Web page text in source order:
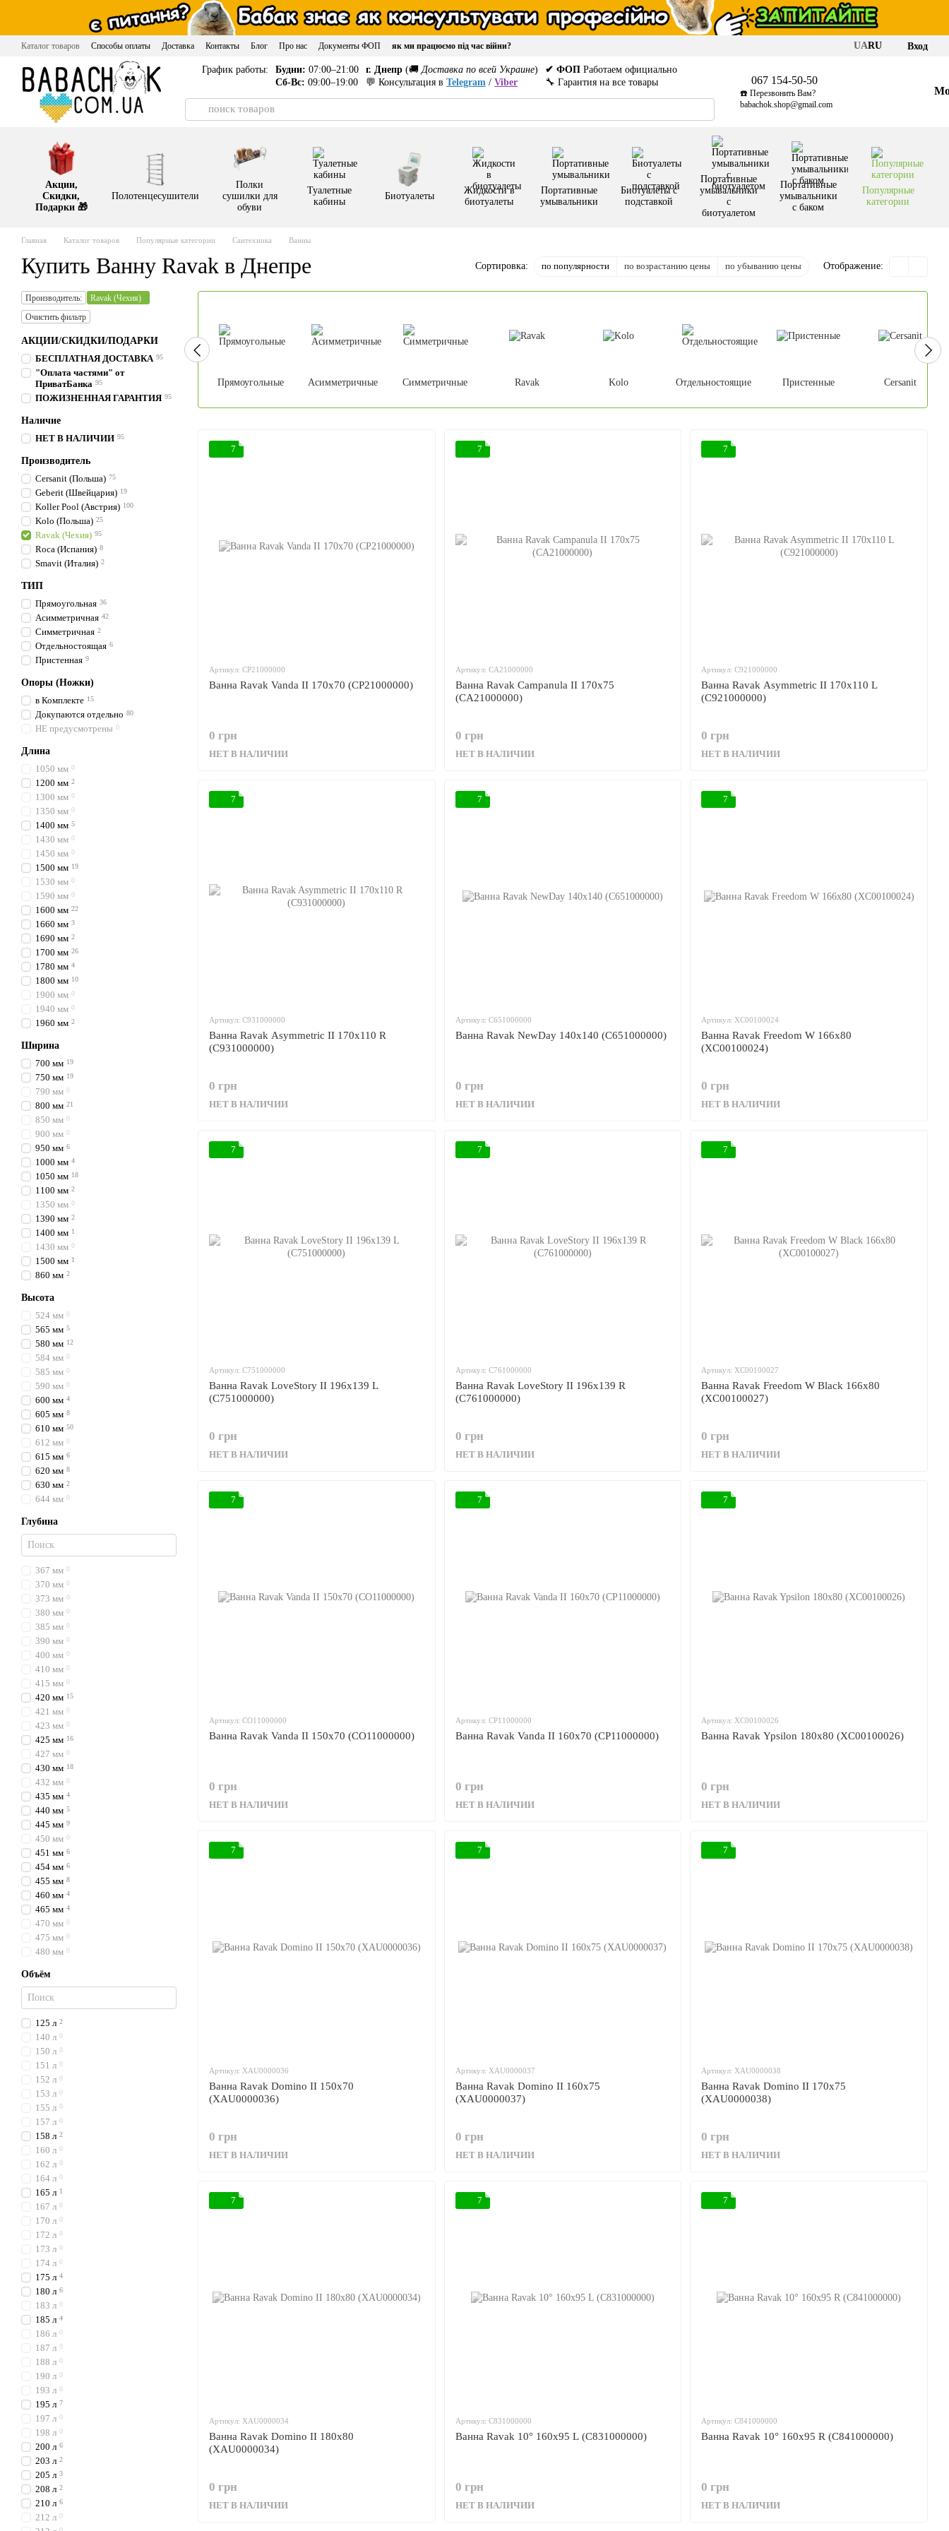
Перейти к основному контенту
Каталог товаров Способы оплаты Доставка Контакты Блог Про нас Документы ФОП як ми працюємо під час війни? UARU Вход
График работы: Будни: 07:00–21:00
Сб-Вс: 09:00–19:00
г. Днепр (🚚 Доставка по всей Украине)
💬 Консультация в Telegram / Viber
✔ ФОП Работаем официально
🔧 Гарантия на все товары
067 154-50-50
☎️ Перезвонить Вам?
babachok.shop@gmail.com
Акции,
Скидки,
Подарки 🎁
Полотенцесушители
Полки
сушилки для
обуви
Туалетные
кабины
Биотуалеты
Жидкости в
биотуалеты
Портативные
умывальники
Биотуалеты с
подставкой
Портативные
умывальники
с
биотуалетом
Портативные
умывальники
с баком
Популярные
категории
Главная Каталог товаров Популярные категории Сантехника Ванны
Купить Ванну Ravak в Днепре Сортировка: по популярности по возрастанию цены по убыванию цены Отображение:
Прямоугольные Асимметричные Симметричные Ravak Kolo Отдельностоящие Пристенные Cersanit
7
Артикул: CP21000000
Ванна Ravak Vanda II 170x70 (CP21000000)
0 грн
НЕТ В НАЛИЧИИ
7
Артикул: CA21000000
Ванна Ravak Campanula II 170x75
(CA21000000)
0 грн
НЕТ В НАЛИЧИИ
7
Артикул: C921000000
Ванна Ravak Asymmetric II 170x110 L
(C921000000)
0 грн
НЕТ В НАЛИЧИИ
7
Артикул: C931000000
Ванна Ravak Asymmetric II 170x110 R
(C931000000)
0 грн
НЕТ В НАЛИЧИИ
7
Артикул: C651000000
Ванна Ravak NewDay 140x140 (C651000000)
0 грн
НЕТ В НАЛИЧИИ
7
Артикул: XC00100024
Ванна Ravak Freedom W 166x80
(XC00100024)
0 грн
НЕТ В НАЛИЧИИ
7
Артикул: C751000000
Ванна Ravak LoveStory II 196x139 L
(C751000000)
0 грн
НЕТ В НАЛИЧИИ
7
Артикул: C761000000
Ванна Ravak LoveStory II 196x139 R
(C761000000)
0 грн
НЕТ В НАЛИЧИИ
7
Артикул: XC00100027
Ванна Ravak Freedom W Black 166x80
(XC00100027)
0 грн
НЕТ В НАЛИЧИИ
7
Артикул: CO11000000
Ванна Ravak Vanda II 150x70 (CO11000000)
0 грн
НЕТ В НАЛИЧИИ
7
Артикул: CP11000000
Ванна Ravak Vanda II 160x70 (CP11000000)
0 грн
НЕТ В НАЛИЧИИ
7
Артикул: XC00100026
Ванна Ravak Ypsilon 180x80 (XC00100026)
0 грн
НЕТ В НАЛИЧИИ
7
Артикул: XAU0000036
Ванна Ravak Domino II 150x70
(XAU0000036)
0 грн
НЕТ В НАЛИЧИИ
7
Артикул: XAU0000037
Ванна Ravak Domino II 160x75
(XAU0000037)
0 грн
НЕТ В НАЛИЧИИ
7
Артикул: XAU0000038
Ванна Ravak Domino II 170x75
(XAU0000038)
0 грн
НЕТ В НАЛИЧИИ
7
Артикул: XAU0000034
Ванна Ravak Domino II 180x80
(XAU0000034)
0 грн
НЕТ В НАЛИЧИИ
7
Артикул: C831000000
Ванна Ravak 10° 160x95 L (C831000000)
0 грн
НЕТ В НАЛИЧИИ
7
Артикул: C841000000
Ванна Ravak 10° 160x95 R (C841000000)
0 грн
НЕТ В НАЛИЧИИ
Производитель:
Ravak (Чехия)
Очистить фильтр
АКЦИИ/СКИДКИ/ПОДАРКИ
БЕСПЛАТНАЯ ДОСТАВКА 95
"Оплата частями" от
ПриватБанка 95
ПОЖИЗНЕННАЯ ГАРАНТИЯ 95
Наличие
НЕТ В НАЛИЧИИ 95
Производитель
Cersanit (Польша) 75
Geberit (Швейцария) 19
Koller Pool (Австрия) 100
Kolo (Польша) 25
Ravak (Чехия) 95
Roca (Испания) 8
Smavit (Италия) 2
ТИП
Прямоугольная 36
Асимметричная 42
Симметричная 2
Отдельностоящая 6
Пристенная 9
Опоры (Ножки)
в Комплекте 15
Докупаются отдельно 80
НЕ предусмотрены 0
Длина
1050 мм 0
1200 мм 2
1300 мм 0
1350 мм 0
1400 мм 5
1430 мм 0
1450 мм 0
1500 мм 19
1530 мм 0
1590 мм 0
1600 мм 22
1660 мм 3
1690 мм 2
1700 мм 26
1780 мм 4
1800 мм 10
1900 мм 0
1940 мм 0
1960 мм 2
Ширина
700 мм 19
750 мм 19
790 мм 0
800 мм 21
850 мм 0
900 мм 0
950 мм 6
1000 мм 4
1050 мм 18
1100 мм 2
1350 мм 0
1390 мм 2
1400 мм 1
1430 мм 0
1500 мм 1
860 мм 2
Высота
524 мм 0
565 мм 5
580 мм 12
584 мм 0
585 мм 0
590 мм 0
600 мм 4
605 мм 8
610 мм 50
612 мм 0
615 мм 6
620 мм 8
630 мм 2
644 мм 0
Глубина
367 мм 0
370 мм 0
373 мм 0
380 мм 0
385 мм 0
390 мм 0
400 мм 0
410 мм 0
415 мм 0
420 мм 15
421 мм 0
423 мм 0
425 мм 16
427 мм 0
430 мм 18
432 мм 0
435 мм 4
440 мм 5
445 мм 9
450 мм 0
451 мм 6
454 мм 6
455 мм 8
460 мм 4
465 мм 4
470 мм 0
475 мм 0
480 мм 0
Объём
125 л 2
140 л 0
150 л 0
151 л 0
152 л 0
153 л 0
155 л 0
157 л 0
158 л 2
160 л 0
162 л 0
164 л 0
165 л 1
167 л 0
170 л 0
172 л 0
173 л 0
174 л 0
175 л 4
180 л 6
183 л 0
185 л 4
186 л 0
187 л 0
188 л 0
190 л 0
193 л 0
195 л 7
197 л 0
198 л 0
200 л 6
203 л 2
205 л 3
208 л 2
210 л 6
212 л 0